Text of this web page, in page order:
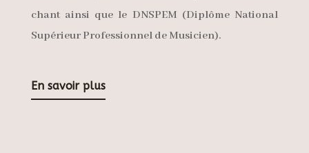
chant ainsi que le DNSPEM (Diplôme National
Supérieur Professionnel de Musicien).
En savoir plus